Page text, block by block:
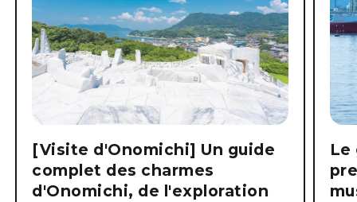
[Visite d'Onomichi] Un guide
complet des charmes
d'Onomichi, de l'exploration
Le